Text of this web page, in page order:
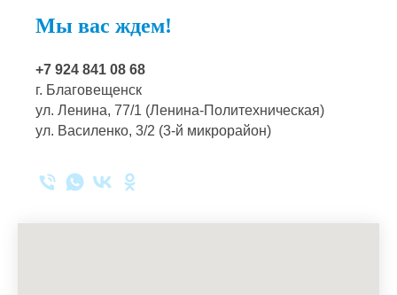
Мы вас ждем!
+7 924 841 08 68
г. Благовещенск
ул. Ленина, 77/1 (Ленина-Политехническая)
ул. Василенко, 3/2 (3-й микрорайон)